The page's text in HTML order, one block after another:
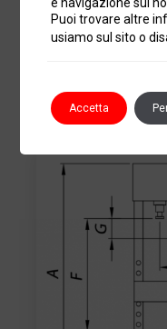
L 450
Dimensioni
Puoi trovare altre
usiamo sul sito o
Accetta